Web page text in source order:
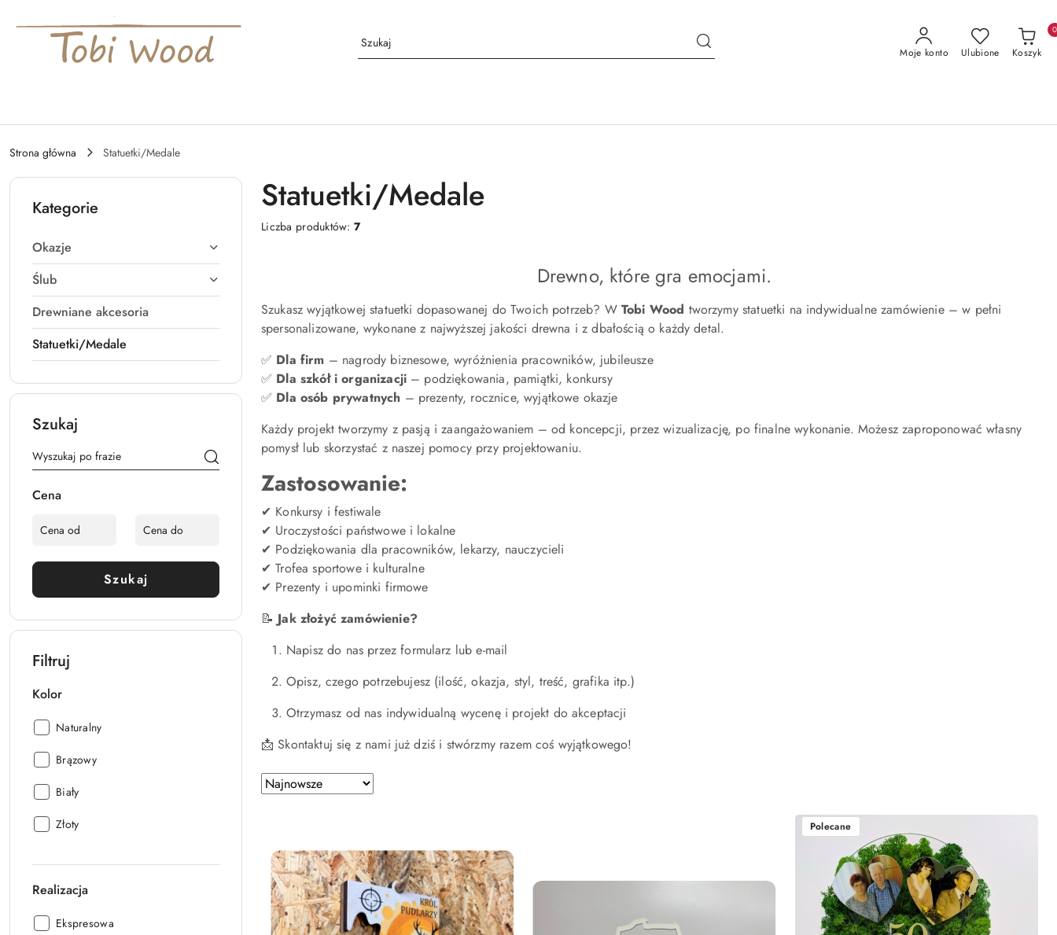
Przejdź do treści głównej
Przejdź do wyszukiwarki
Przejdź do moje konto
Przejdź do menu głównego
Przejdź do stopki
Moje konto Ulubione Koszyk
0
Strona główna Statuetki/Medale
Kategorie
Okazje
Ślub
Drewniane akcesoria
Statuetki/Medale
Szukaj
Cena
Szukaj
Filtruj
Kolor
Kolor:
Naturalny
Kolor:
Brązowy
Kolor:
Biały
Kolor:
Złoty
Realizacja
Realizacja:
Ekspresowa
Statuetki/Medale
Liczba produktów:7
Drewno, które gra emocjami.
Szukasz wyjątkowej statuetki dopasowanej do Twoich potrzeb? W Tobi Wood tworzymy statuetki na indywidualne zamówienie – w pełni
spersonalizowane, wykonane z najwyższej jakości drewna i z dbałością o każdy detal.
✅ Dla firm – nagrody biznesowe, wyróżnienia pracowników, jubileusze
✅ Dla szkół i organizacji – podziękowania, pamiątki, konkursy
✅ Dla osób prywatnych – prezenty, rocznice, wyjątkowe okazje
Każdy projekt tworzymy z pasją i zaangażowaniem – od koncepcji, przez wizualizację, po finalne wykonanie. Możesz zaproponować własny
pomysł lub skorzystać z naszej pomocy przy projektowaniu.
Zastosowanie:
✔ Konkursy i festiwale
✔ Uroczystości państwowe i lokalne
✔ Podziękowania dla pracowników, lekarzy, nauczycieli
✔ Trofea sportowe i kulturalne
✔ Prezenty i upominki firmowe
📝 Jak złożyć zamówienie?
Napisz do nas przez formularz lub e-mail
Opisz, czego potrzebujesz (ilość, okazja, styl, treść, grafika itp.)
Otrzymasz od nas indywidualną wycenę i projekt do akceptacji
📩 Skontaktuj się z nami już dziś i stwórzmy razem coś wyjątkowego!
Zastosowano
sortowanie:
Sortuj
według
Polecane